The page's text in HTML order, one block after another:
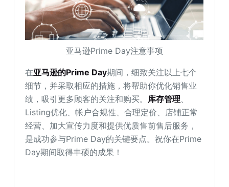
亚马逊Prime Day注意事项
在亚马逊的Prime Day期间，细致关注以上七个
细节，并采取相应的措施，将帮助你优化销售业
绩，吸引更多顾客的关注和购买。 库存管理
Listing优化、帐户合规性、合理定价、店铺正常
经营、加大宣传力度和提供优质售前售后服务，
是成功参与Prime Day的关键要点。祝你在Prime
Day期间取得丰硕的成果！